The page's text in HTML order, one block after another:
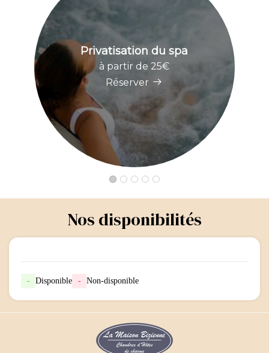
Privatisation du spa
à partir de 25€
Réserver
Nos disponibilités
- Disponible - Non-disponible